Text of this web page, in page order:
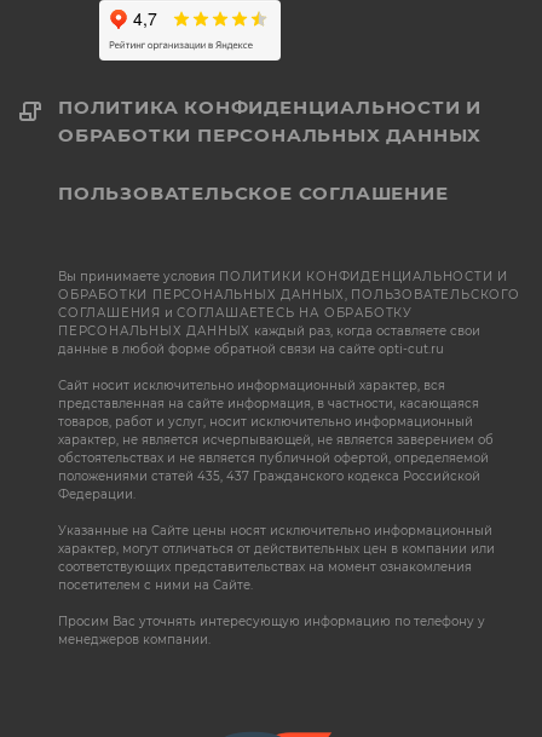
ПОЛИТИКА КОНФИДЕНЦИАЛЬНОСТИ И
ОБРАБОТКИ ПЕРСОНАЛЬНЫХ ДАННЫХ
ПОЛЬЗОВАТЕЛЬСКОЕ СОГЛАШЕНИЕ
Вы принимаете условия ПОЛИТИКИ КОНФИДЕНЦИАЛЬНОСТИ И
ОБРАБОТКИ ПЕРСОНАЛЬНЫХ ДАННЫХ, ПОЛЬЗОВАТЕЛЬСКОГО
СОГЛАШЕНИЯ иСОГЛАШАЕТЕСЬ НА ОБРАБОТКУ
ПЕРСОНАЛЬНЫХ ДАННЫХ каждый раз, когда оставляете свои
данные в любой форме обратной связи на сайте opti-cut.ru
Сайт носит исключительно информационный характер, вся
представленная на сайте информация, в частности, касающаяся
товаров, работ и услуг, носит исключительно информационный
характер, не является исчерпывающей, не является заверением об
обстоятельствах и не является публичной офертой, определяемой
положениями статей 435, 437 Гражданского кодекса Российской
Федерации.
Указанные на Сайте цены носят исключительно информационный
характер, могут отличаться от действительных цен в компании или
соответствующих представительствах на момент ознакомления
посетителем с ними на Сайте.
Просим Вас уточнять интересующую информацию по телефону у
менеджеров компании.